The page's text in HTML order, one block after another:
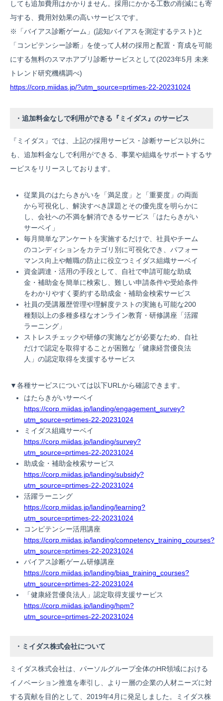
しても追加費用はかかりません。採用にかかる工数の削減にも寄
与する、費用対効果の高いサービスです。
※「バイアス診断ゲーム」(認知バイアスを測定するテスト)と
「コンピテンシー診断」を使って人材の採用と配置・育成を可能
にする無料のスマホアプリ診断サービスとして(2023年5月 未来
トレンド研究機構調べ)
https://corp.miidas.jp/?utm_source=prtimes-22-20231024
・追加料金なしで利用ができる『ミイダス』のサービス
『ミイダス』では、上記の採用サービス・診断サービス以外に
も、追加料金なしで利用ができる、事業や組織をサポートするサ
ービスをリリースしております。
従業員のはたらきがいを「満足度」と「重要度」の両面
から可視化し、解決すべき課題とその優先度を明らかに
し、会社への不満を解消できるサービス「はたらきがい
サーベイ」
毎月簡単なアンケートを実施するだけで、社員やチーム
のコンディションをカテゴリ別に可視化でき、パフォー
マンス向上や離職の防止に役立つミイダス組織サーベイ
資金調達・活用の手段として、自社で申請可能な助成
金・補助金を簡単に検索し、難しい申請条件や受給条件
をわかりやすく要約する助成金・補助金検索サービス
社員の受講履歴管理や理解度テストの実施も可能な200
種類以上の多種多様なオンライン教育・研修講座「活躍
ラーニング」
ストレスチェックや研修の実施などが必要なため、自社
だけで認定を取得することが困難な「健康経営優良法
人」の認定取得を支援するサービス
▼各種サービスについては以下URLから確認できます。
はたらきがいサーベイ
https://corp.miidas.jp/landing/engagement_survey?
utm_source=prtimes-22-20231024
ミイダス組織サーベイ
https://corp.miidas.jp/landing/survey?
utm_source=prtimes-22-20231024
助成金・補助金検索サービス
https://corp.miidas.jp/landing/subsidy?
utm_source=prtimes-22-20231024
活躍ラーニング
https://corp.miidas.jp/landing/learning?
utm_source=prtimes-22-20231024
コンピテンシー活用講座
https://corp.miidas.jp/landing/competency_training_courses?
utm_source=prtimes-22-20231024
バイアス診断ゲーム研修講座
https://corp.miidas.jp/landing/bias_training_courses?
utm_source=prtimes-22-20231024
「健康経営優良法人」認定取得支援サービス
https://corp.miidas.jp/landing/hpm?
utm_source=prtimes-22-20231024
・ミイダス株式会社について
ミイダス株式会社は、パーソルグループ全体のHR領域における
イノベーション推進を牽引し、より一層の企業の人材ニーズに対
する貢献を目的として、2019年4月に発足しました。ミイダス株